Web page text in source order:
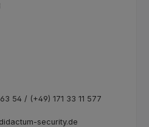
54 / (+49) 171 33 11 577
security.de